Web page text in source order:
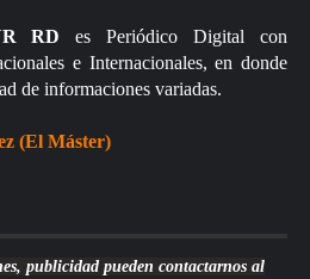
RD es Periódico Digital con
e Internacionales, en donde
de informaciones variadas.
(El Máster)
publicidad pueden contactarnos al